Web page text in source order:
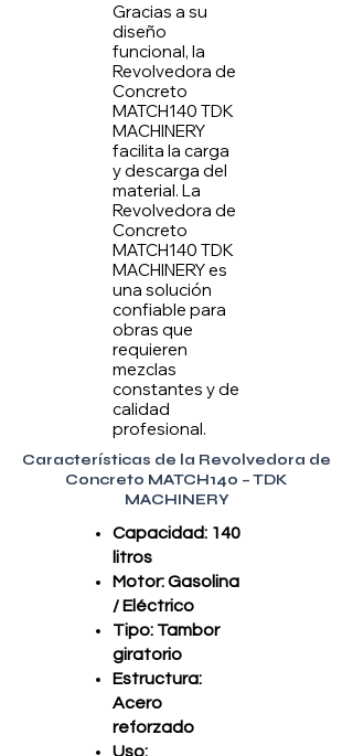
Gracias a su
diseño
funcional, la
Revolvedora de
Concreto
MATCH140 TDK
MACHINERY
facilita la carga
y descarga del
material. La
Revolvedora de
Concreto
MATCH140 TDK
MACHINERY es
una solución
confiable para
obras que
requieren
mezclas
constantes y de
calidad
profesional.
Características de la Revolvedora de
Concreto MATCH140 – TDK
MACHINERY
Capacidad: 140
litros
Motor: Gasolina
/ Eléctrico
Tipo: Tambor
giratorio
Estructura:
Acero
reforzado
Uso: